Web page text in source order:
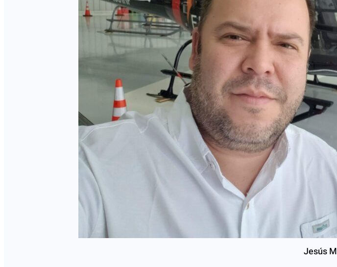
Jesús